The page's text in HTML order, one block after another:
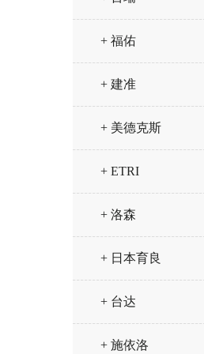
+ 福佑
+ 建准
+ 美德克斯
+ ETRI
+ 洛森
+ 日本育良
+ 台达
+ 施依洛